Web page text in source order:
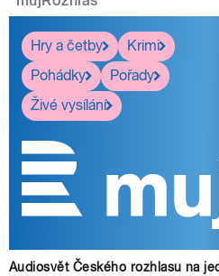
Hry a četby
Krimi
Pohádky
Pořady
Živé vysílání
Audiosvět Českého rozhlasu na